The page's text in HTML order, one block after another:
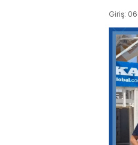
Giriş: